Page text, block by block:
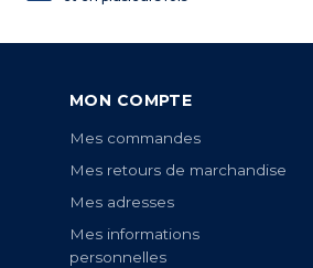
MON COMPTE
Mes commandes
Mes retours de marchandise
Mes adresses
Mes informations
personnelles